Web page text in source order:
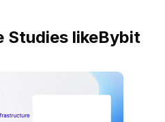
Studies likeBybit